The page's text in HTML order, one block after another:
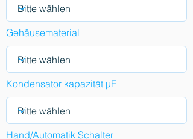
Gehäusematerial
Kondensator kapazität µF
Hand/Automatik Schalter